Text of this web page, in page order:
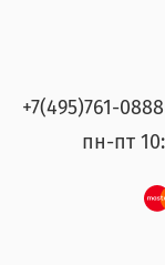
+7(495)761-0888
пн-пт